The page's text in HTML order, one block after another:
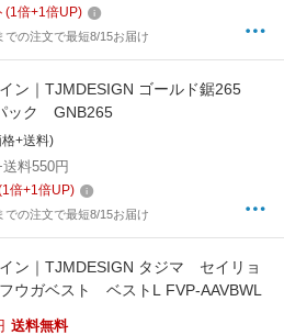
(1倍+1倍UP)
での注文で最短8/15お届け
ン｜TJMDESIGN ゴールド鋸265
ック GNB265
+送料)
送料550円
1倍+1倍UP)
での注文で最短8/15お届け
ン｜TJMDESIGN タジマ セイリョ
ウガベスト ベストL FVP-AAVBWL
送料無料